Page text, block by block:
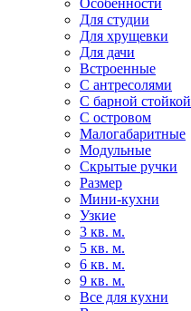
Для студии
Для хрущевки
Для дачи
Встроенные
С антресолями
С барной стойкой
С островом
Малогабаритные
Модульные
Скрытые ручки
Размер
Мини-кухни
Узкие
3 кв. м.
5 кв. м.
6 кв. м.
9 кв. м.
Все для кухни